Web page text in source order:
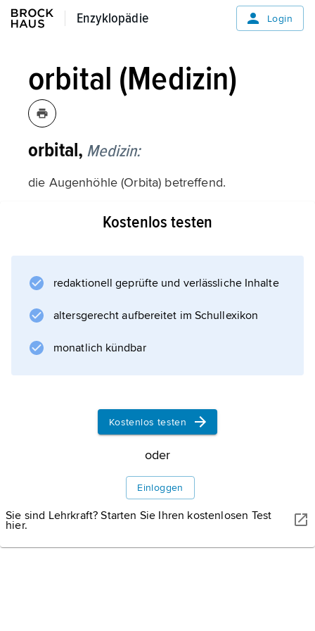
Enzyklopädie
Enzyklopädie Login
orbital (Medizin)
orbital, Medizin:
die Augenhöhle (Orbita) betreffend.
Kostenlos testen
redaktionell geprüfte und verlässliche Inhalte
altersgerecht aufbereitet im Schullexikon
monatlich kündbar
Kostenlos testen
oder
Einloggen
Sie sind Lehrkraft? Starten Sie Ihren kostenlosen Test
hier.